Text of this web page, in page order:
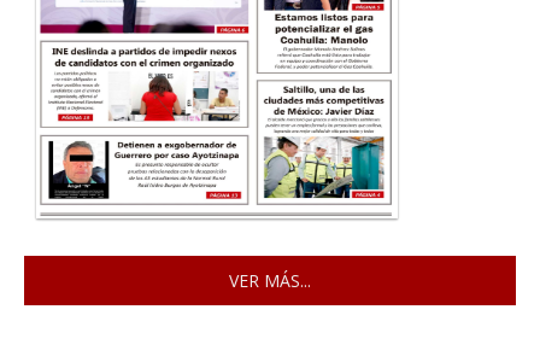
VER MÁS...